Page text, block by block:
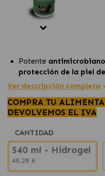
Potente antimicrobiano
protección de la piel
El spray elimina el99,9%
virus, asegurando una
Ideal paraperros,
previene infecciones y
Ver descripción completa
COMPRA TU
DEVOLVEMOS EL IVA
CANTIDAD
540 ml - Hidrogel
48.28 €